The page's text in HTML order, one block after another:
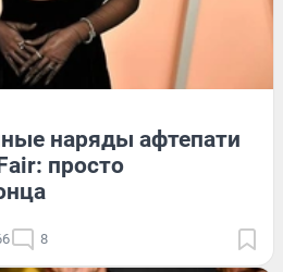
наряды афтепати
просто
8